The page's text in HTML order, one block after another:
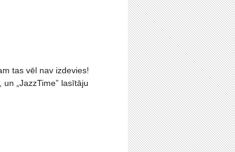
tas vēl nav izdevies!
„JazzTime” lasītāju